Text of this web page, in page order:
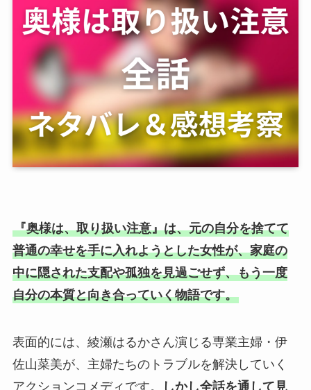
『奥様は、取り扱い注意』は、元の自分を捨てて
普通の幸せを手に入れようとした女性が、家庭の
中に隠された支配や孤独を見過ごせず、もう一度
自分の本質と向き合っていく物語です。
表面的には、綾瀬はるかさん演じる専業主婦・伊
佐山菜美が、主婦たちのトラブルを解決していく
アクションコメディです。
しかし全話を通して見